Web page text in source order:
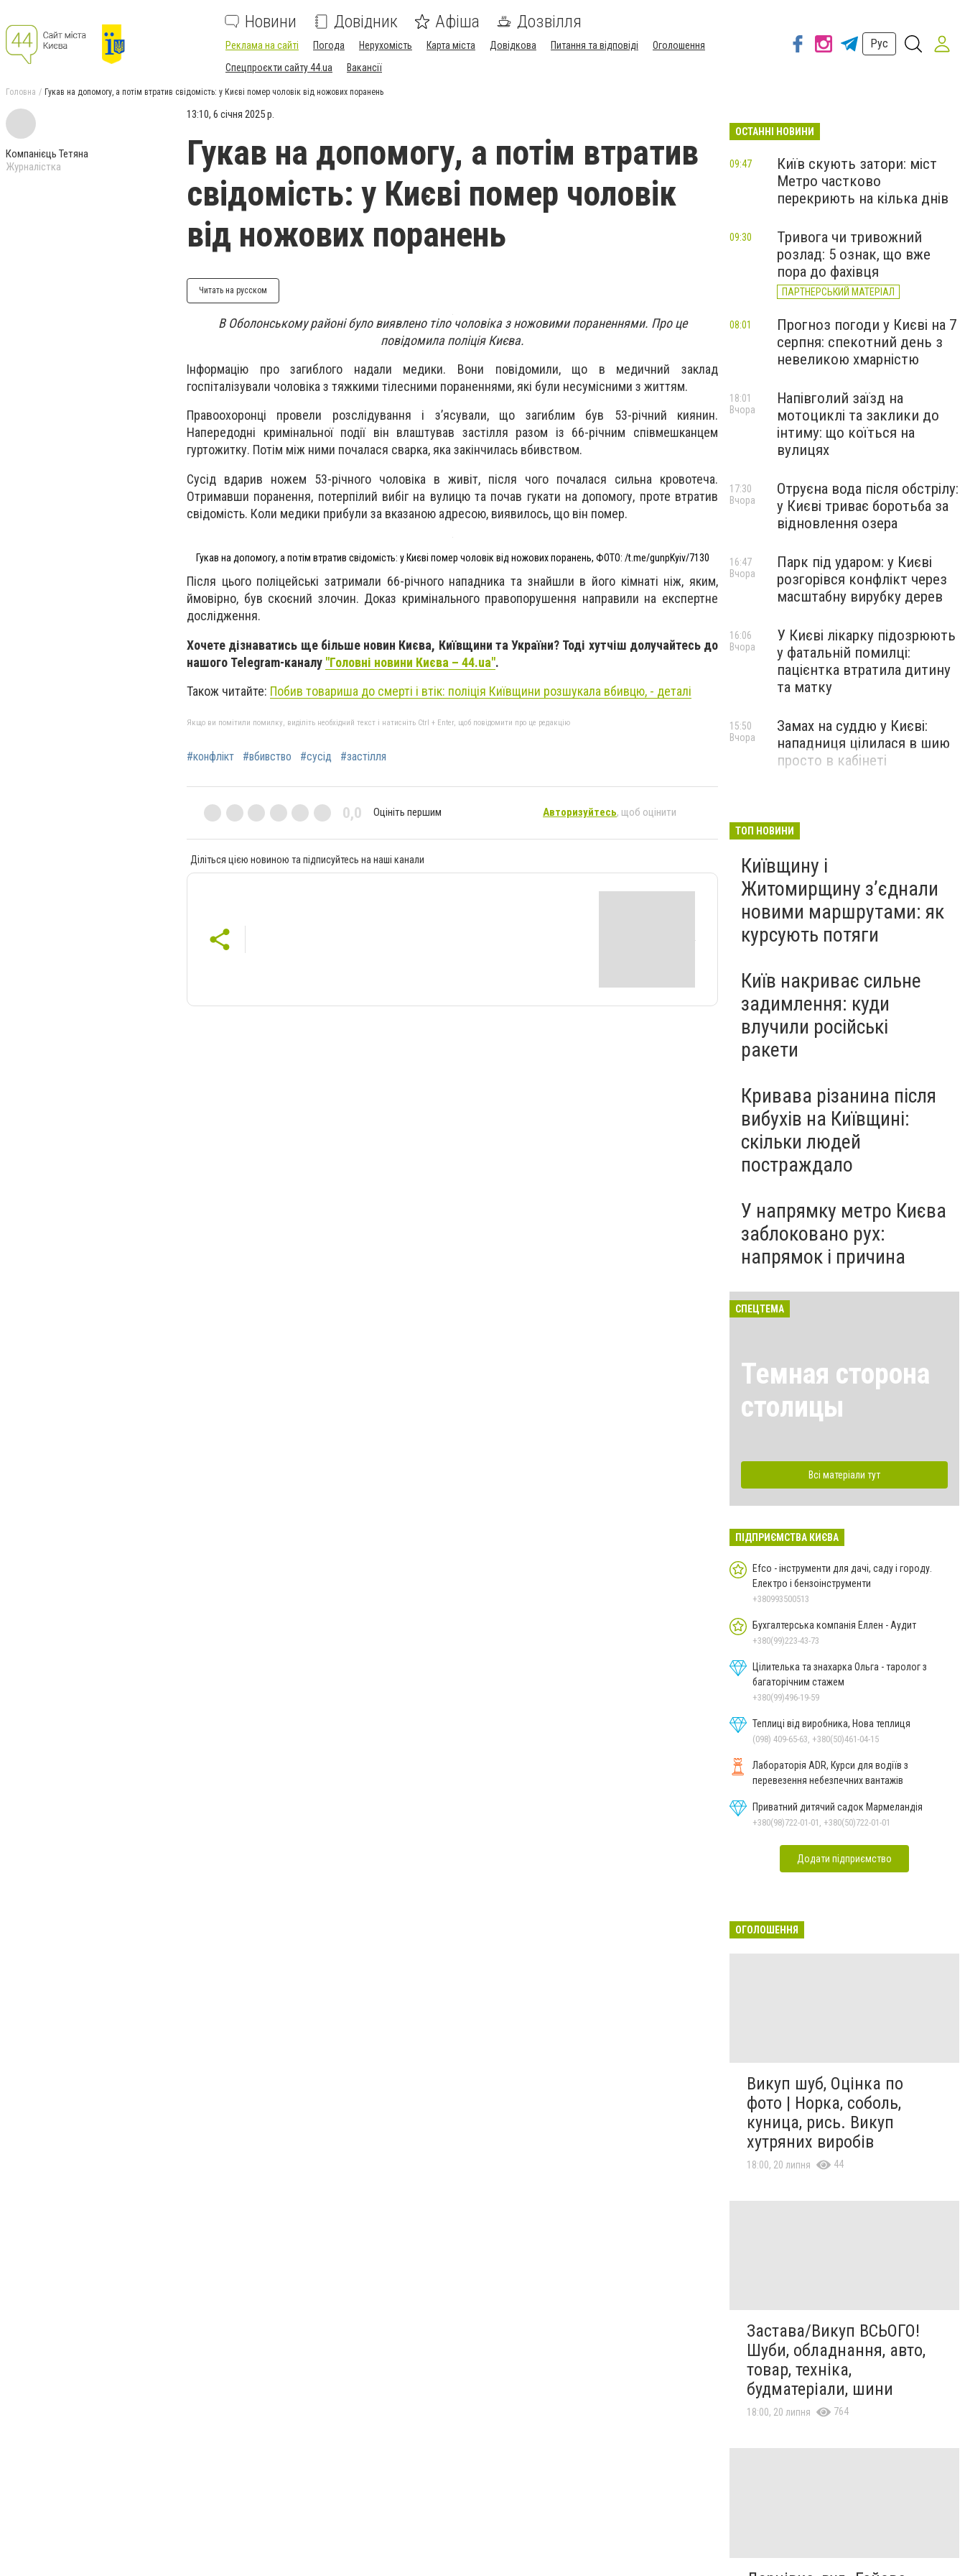
Новини Довідник Афіша Дозвілля
Реклама на сайті Погода Нерухомість Карта міста Довідкова Питання та відповіді
Оголошення
Спецпроєкти сайту 44.ua
Вакансії
Рус
Головна Гукав на допомогу, а потім втратив свідомість: у Києві помер чоловік від ножових поранень
Компанієць Тетяна
Журналістка
13:10, 6 січня 2025 р.
Гукав на допомогу, а потім втратив
свідомість: у Києві помер чоловік
від ножових поранень
Читать на русском
В Оболонському районі було виявлено тіло чоловіка з ножовими пораненнями. Про це
повідомила поліція Києва.
Інформацію про загиблого надали медики. Вони повідомили, що в медичний заклад
госпіталізували чоловіка з тяжкими тілесними пораненнями, які були несумісними з життям.
Правоохоронці провели розслідування і з’ясували, що загиблим був 53-річний киянин.
Напередодні кримінальної події він влаштував застілля разом із 66-річним співмешканцем
гуртожитку. Потім між ними почалася сварка, яка закінчилась вбивством.
Сусід вдарив ножем 53-річного чоловіка в живіт, після чого почалася сильна кровотеча.
Отримавши поранення, потерпілий вибіг на вулицю та почав гукати на допомогу, проте втратив
свідомість. Коли медики прибули за вказаною адресою, виявилось, що він помер.
Гукав на допомогу, а потім втратив свідомість: у Києві помер чоловік від ножових поранень, ФОТО: /t.me/gunpKyiv/7130
Після цього поліцейські затримали 66-річного нападника та знайшли в його кімнаті ніж, яким,
ймовірно, був скоєний злочин. Доказ кримінального правопорушення направили на експертне
дослідження.
Хочете дізнаватись ще більше новин Києва, Київщини та України? Тоді хутчіш долучайтесь до
нашого Telegram-каналу "Головні новини Києва – 44.ua".
Також читайте: Побив товариша до смерті і втік: поліція Київщини розшукала вбивцю, - деталі
Якщо ви помітили помилку, виділіть необхідний текст і натисніть Ctrl + Enter, щоб повідомити про це редакцію
#конфлікт #вбивство #сусід #застілля
0,0 Оцініть першим Авторизуйтесь, щоб оцінити
Діліться цією новиною та підписуйтесь на наші канали
ОСТАННІ НОВИНИ
Київ скують затори: міст
Метро частково
перекриють на кілька днів
09:47
Тривога чи тривожний
розлад: 5 ознак, що вже
пора до фахівця
ПАРТНЕРСЬКИЙ МАТЕРІАЛ
09:30
Прогноз погоди у Києві на 7
серпня: спекотний день з
невеликою хмарністю
08:01
Напівголий заїзд на
мотоциклі та заклики до
інтиму: що коїться на
вулицях
18:01
Вчора
Отруєна вода після обстрілу:
у Києві триває боротьба за
відновлення озера
17:30
Вчора
Парк під ударом: у Києві
розгорівся конфлікт через
масштабну вирубку дерев
16:47
Вчора
У Києві лікарку підозрюють
у фатальній помилці:
пацієнтка втратила дитину
та матку
16:06
Вчора
Замах на суддю у Києві:
нападниця цілилася в шию
просто в кабінеті
15:50
Вчора
ТОП НОВИНИ
Київщину і
Житомирщину з’єднали
новими маршрутами: як
курсують потяги
Київ накриває сильне
задимлення: куди
влучили російські
ракети
Кривава різанина після
вибухів на Київщині:
скільки людей
постраждало
У напрямку метро Києва
заблоковано рух:
напрямок і причина
СПЕЦТЕМА
Темная сторона
столицы
Всі матеріали тут
ПІДПРИЄМСТВА КИЄВА
Efco - інструменти для дачі, саду і городу.
Електро і бензоінструменти
+380993500513
Бухгалтерська компанія Еллен - Аудит
+380(99)223-43-73
Цілителька та знахарка Ольга - таролог з
багаторічним стажем
+380(99)496-19-59
Теплиці від виробника, Нова теплиця
(098) 409-65-63, +380(50)461-04-15
Лабораторія ADR, Курси для водіїв з
перевезення небезпечних вантажів
Приватний дитячий садок Мармеландія
+380(98)722-01-01, +380(50)722-01-01
Додати підприємство
ОГОЛОШЕННЯ
Викуп шуб, Оцінка по
фото | Норка, соболь,
куница, рись. Викуп
хутряних виробів
18:00, 20 липня 44
Застава/Викуп ВСЬОГО!
Шуби, обладнання, авто,
товар, техніка,
будматеріали, шини
18:00, 20 липня 764